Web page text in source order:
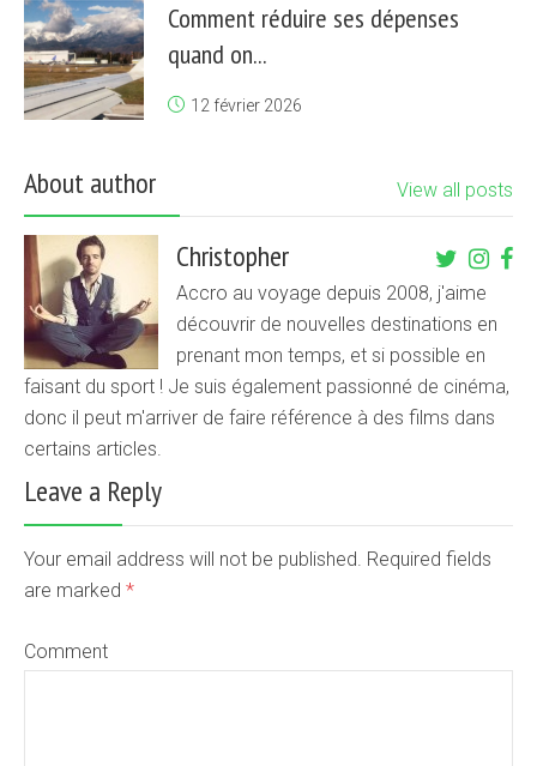
Comment réduire ses dépenses
quand on...
12 février 2026
About author View all posts
Christopher
Accro au voyage depuis 2008, j'aime
découvrir de nouvelles destinations en
prenant mon temps, et si possible en
faisant du sport ! Je suis également passionné de cinéma,
donc il peut m'arriver de faire référence à des films dans
certains articles.
Leave a Reply
Your email address will not be published. Required fields
are marked *
Comment